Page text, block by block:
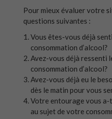
Pour mieux évaluer votre
questions suivantes :
Vous êtes-vous déjà
consommation d’alcool?
Avez-vous déjà ressenti
consommation d’alcool?
Avez-vous déjà eu le
dès le matin pour vous
Votre entourage vous
au sujet de votre